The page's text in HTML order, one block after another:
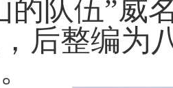
的队伍”威
后整编为